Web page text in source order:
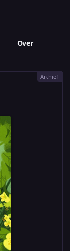
Over
Archief